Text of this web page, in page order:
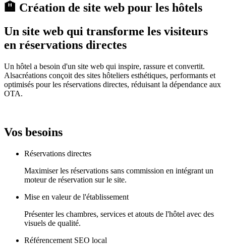
🏨 Création de site web pour les hôtels
Un site web qui transforme les visiteurs
en réservations directes
Un hôtel a besoin d'un site web qui inspire, rassure et convertit.
Alsacréations conçoit des sites hôteliers esthétiques, performants et
optimisés pour les réservations directes, réduisant la dépendance aux
OTA.
Vos besoins
Réservations directes
Maximiser les réservations sans commission en intégrant un
moteur de réservation sur le site.
Mise en valeur de l'établissement
Présenter les chambres, services et atouts de l'hôtel avec des
visuels de qualité.
Référencement SEO local